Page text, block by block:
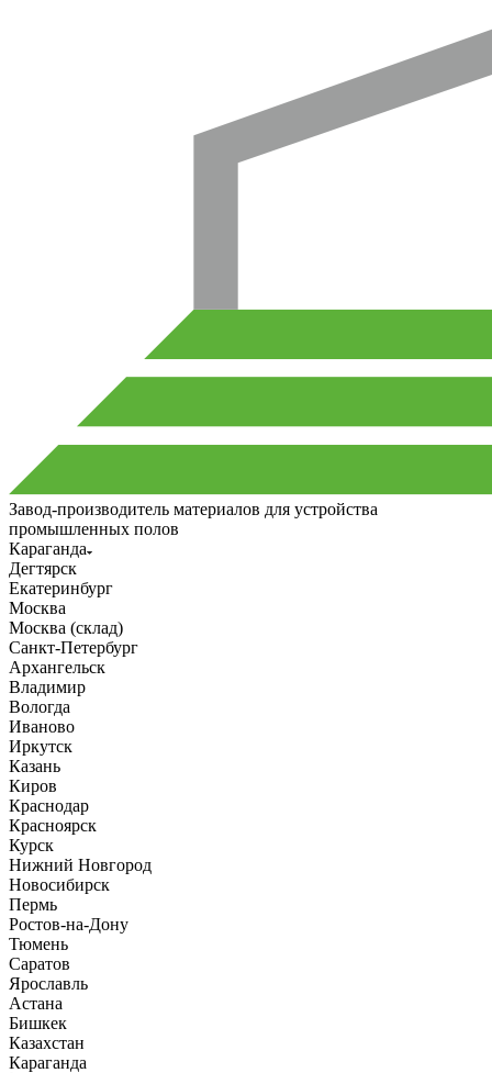
Завод-производитель материалов для устройства
промышленных полов
Караганда
Дегтярск
Екатеринбург
Москва
Москва (склад)
Санкт-Петербург
Архангельск
Владимир
Вологда
Иваново
Иркутск
Казань
Киров
Краснодар
Красноярск
Курск
Нижний Новгород
Новосибирск
Пермь
Ростов-на-Дону
Тюмень
Саратов
Ярославль
Астана
Бишкек
Казахстан
Караганда